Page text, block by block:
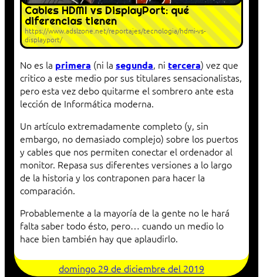
Cables HDMI vs DisplayPort: qué
diferencias tienen
https://www.adslzone.net/reportajes/tecnologia/hdmi-vs-
displayport/
No es la primera (ni la segunda, ni tercera) vez que
critico a este medio por sus titulares sensacionalistas,
pero esta vez debo quitarme el sombrero ante esta
lección de Informática moderna.
Un artículo extremadamente completo (y, sin
embargo, no demasiado complejo) sobre los puertos
y cables que nos permiten conectar el ordenador al
monitor. Repasa sus diferentes versiones a lo largo
de la historia y los contraponen para hacer la
comparación.
Probablemente a la mayoría de la gente no le hará
falta saber todo ésto, pero… cuando un medio lo
hace bien también hay que aplaudirlo.
domingo 29 de diciembre del 2019